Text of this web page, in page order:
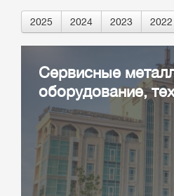
2025 2024 2023 2022
Сервисные
оборудование,